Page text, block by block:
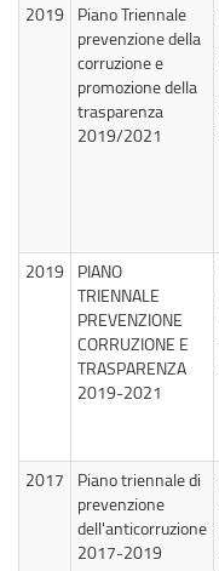
2019
Piano Triennale
prevenzione della
corruzione e
promozione della
trasparenza
2019/2021
2019
PIANO
TRIENNALE
PREVENZIONE
CORRUZIONE E
TRASPARENZA
2019-2021
2017
Piano triennale di
prevenzione
dell'anticorruzione
2017-2019